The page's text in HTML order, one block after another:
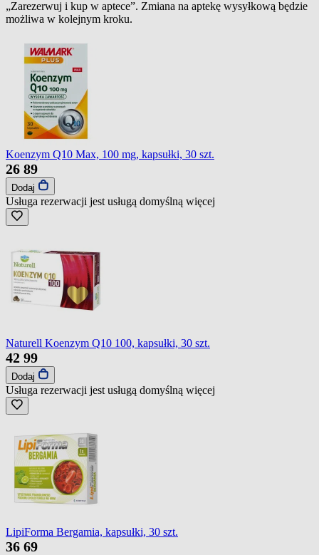
„Zarezerwuj i kup w aptece”. Zmiana na aptekę wysyłkową będzie
możliwa w kolejnym kroku.
Koenzym Q10 Max, 100 mg, kapsułki, 30 szt.
26 89
Dodaj
Usługa rezerwacji jest usługą domyślną więcej
Naturell Koenzym Q10 100, kapsułki, 30 szt.
42 99
Dodaj
Usługa rezerwacji jest usługą domyślną więcej
LipiForma Bergamia, kapsułki, 30 szt.
36 69